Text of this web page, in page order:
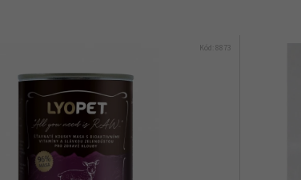
Kód:8873